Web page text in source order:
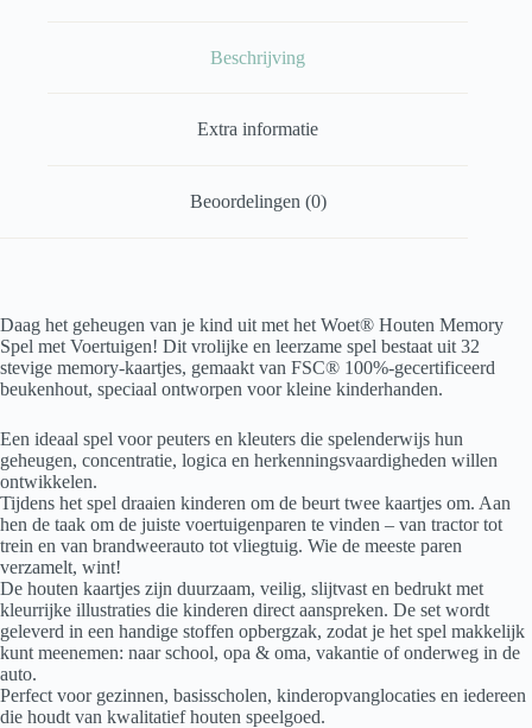
Beschrijving
Extra informatie
Beoordelingen (0)
Daag het geheugen van je kind uit met het Woet® Houten Memory
Spel met Voertuigen! Dit vrolijke en leerzame spel bestaat uit 32
stevige memory-kaartjes, gemaakt van FSC® 100%-gecertificeerd
beukenhout, speciaal ontworpen voor kleine kinderhanden.
Een ideaal spel voor peuters en kleuters die spelenderwijs hun
geheugen, concentratie, logica en herkenningsvaardigheden willen
ontwikkelen.
Tijdens het spel draaien kinderen om de beurt twee kaartjes om. Aan
hen de taak om de juiste voertuigenparen te vinden – van tractor tot
trein en van brandweerauto tot vliegtuig. Wie de meeste paren
verzamelt, wint!
De houten kaartjes zijn duurzaam, veilig, slijtvast en bedrukt met
kleurrijke illustraties die kinderen direct aanspreken. De set wordt
geleverd in een handige stoffen opbergzak, zodat je het spel makkelijk
kunt meenemen: naar school, opa & oma, vakantie of onderweg in de
auto.
Perfect voor gezinnen, basisscholen, kinderopvanglocaties en iedereen
die houdt van kwalitatief houten speelgoed.